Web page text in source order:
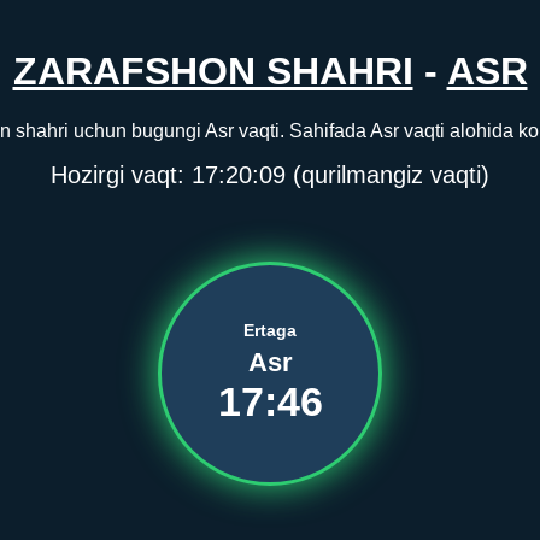
ZARAFSHON SHAHRI - ASR
shahri uchun bugungi Asr vaqti. Sahifada Asr vaqti alohida
Hozirgi vaqt: 17:20:09 (qurilmangiz vaqti)
Ertaga
Asr
17:46